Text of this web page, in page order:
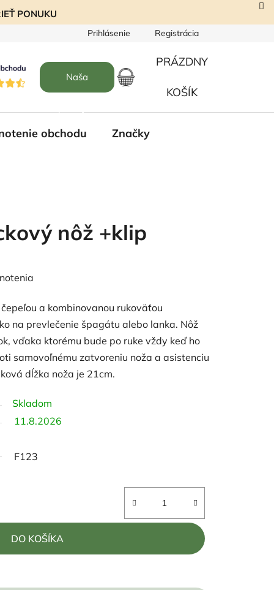
PONUKU
Prihlásenie Registrácia
Naša
NÁKUPNÝ
PRÁZDNY
KOŠÍK
obchodu Značky
nôž +klip
a kombinovanou rukoväťou
na prevlečenie špagátu alebo lanka. Nôž
vďaka ktorému bude po ruke vždy keď ho
samovoľnému zatvoreniu noža a asistenciu
dĺžka noža je 21cm.
Skladom
11.8.2026
F123
DO KOŠÍKA